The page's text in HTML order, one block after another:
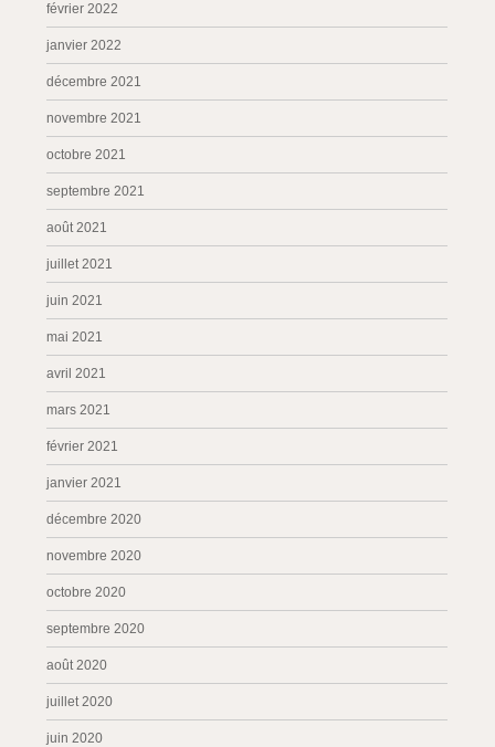
février 2022
janvier 2022
décembre 2021
novembre 2021
octobre 2021
septembre 2021
août 2021
juillet 2021
juin 2021
mai 2021
avril 2021
mars 2021
février 2021
janvier 2021
décembre 2020
novembre 2020
octobre 2020
septembre 2020
août 2020
juillet 2020
juin 2020